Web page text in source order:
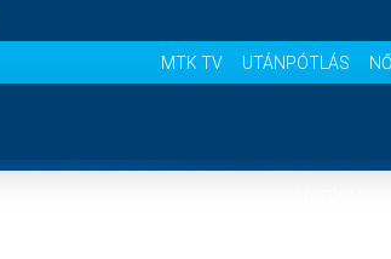
MTK TV UTÁNPÓTLÁS